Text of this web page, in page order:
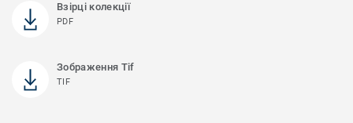
Взірці колекції
PDF
Зображення Tif
TIF